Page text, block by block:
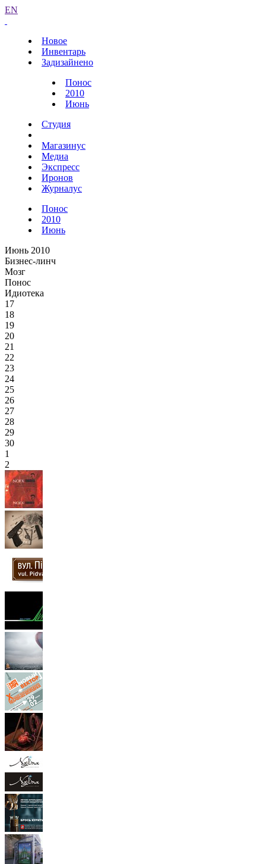
EN
Новое
Инвентарь
Задизайнено
Понос
2010
Июнь
Студия
Магазинус
Медиа
Экспресс
Иронов
Журналус
Понос
2010
Июнь
Июнь 2010
Бизнес-линч
Мозг
Понос
Идиотека
17
18
19
20
21
22
23
24
25
26
27
28
29
30
1
2